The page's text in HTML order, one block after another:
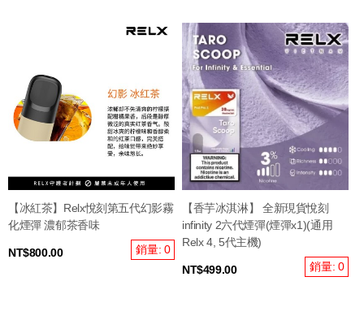
【冰紅茶】Relx悅刻第五代幻影霧
化煙彈 濃郁茶香味
NT$800.00 銷量: 0
【香芋冰淇淋】 全新現貨悅刻
infinity 2六代煙彈(煙彈x1)(通用
Relx 4, 5代主機)
NT$499.00 銷量: 0